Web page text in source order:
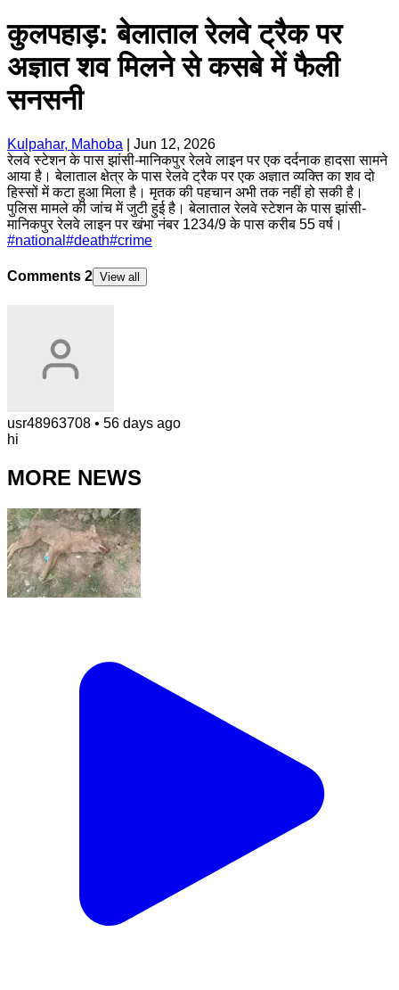
कुलपहाड़: बेलाताल रेलवे ट्रैक पर
अज्ञात शव मिलने से कसबे में फैली
सनसनी
Kulpahar, Mahoba
Jun 12, 2026
रेलवे स्टेशन के पास झांसी-मानिकपुर रेलवे लाइन पर एक दर्दनाक हादसा सामने
आया है। बेलाताल क्षेत्र के पास रेलवे ट्रैक पर एक अज्ञात व्यक्ति का शव दो
हिस्सों में कटा हुआ मिला है। मृतक की पहचान अभी तक नहीं हो सकी है।
पुलिस मामले की जांच में जुटी हुई है। बेलाताल रेलवे स्टेशन के पास झांसी-
मानिकपुर रेलवे लाइन पर खंभा नंबर 1234/9 के पास करीब 55 वर्ष।
#national #death#crime
Comments 2 View all
usr48963708 • 56 days ago
hi
MORE NEWS